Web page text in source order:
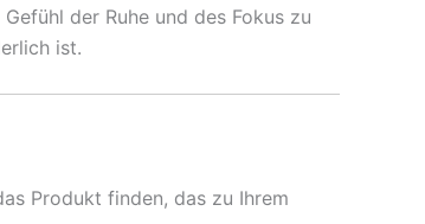
der Ruhe und des Fokus zu
ist.
Produkt finden, das zu Ihrem